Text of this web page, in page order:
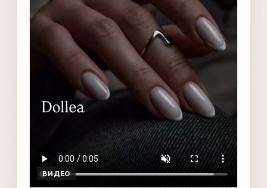
ВИДЕО